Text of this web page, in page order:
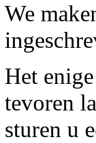
We
Het
tevoren
sturen u